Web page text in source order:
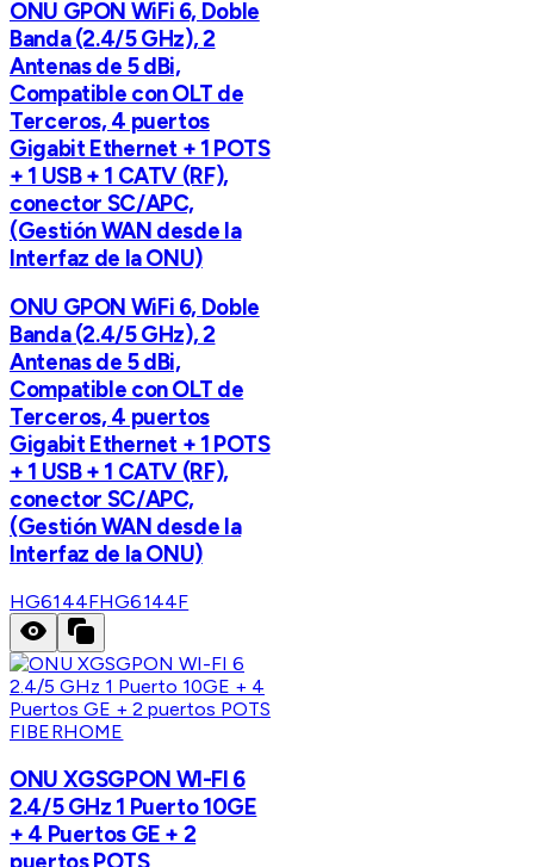
ONU GPON WiFi 6, Doble
Banda (2.4/5 GHz), 2
Antenas de 5 dBi,
Compatible con OLT de
Terceros, 4 puertos
Gigabit Ethernet + 1 POTS
+ 1 USB + 1 CATV (RF),
conector SC/APC,
(Gestión WAN desde la
Interfaz de la ONU)
ONU GPON WiFi 6, Doble
Banda (2.4/5 GHz), 2
Antenas de 5 dBi,
Compatible con OLT de
Terceros, 4 puertos
Gigabit Ethernet + 1 POTS
+ 1 USB + 1 CATV (RF),
conector SC/APC,
(Gestión WAN desde la
Interfaz de la ONU)
HG6144FHG6144F
FIBERHOME
ONU XGSGPON WI-FI 6
2.4/5 GHz 1 Puerto 10GE
+ 4 Puertos GE + 2
puertos POTS